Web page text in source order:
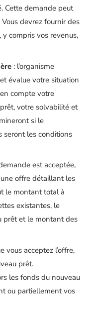
Cette demande peut
devrez fournir des
compris vos revenus,
: l’organisme
évalue votre situation
compte votre
votre solvabilité et
si le
seront les conditions
est acceptée,
offre détaillant les
le montant total à
existantes, le
prêt et le montant des
vous acceptez l’offre,
prêt.
les fonds du nouveau
ou partiellement vos